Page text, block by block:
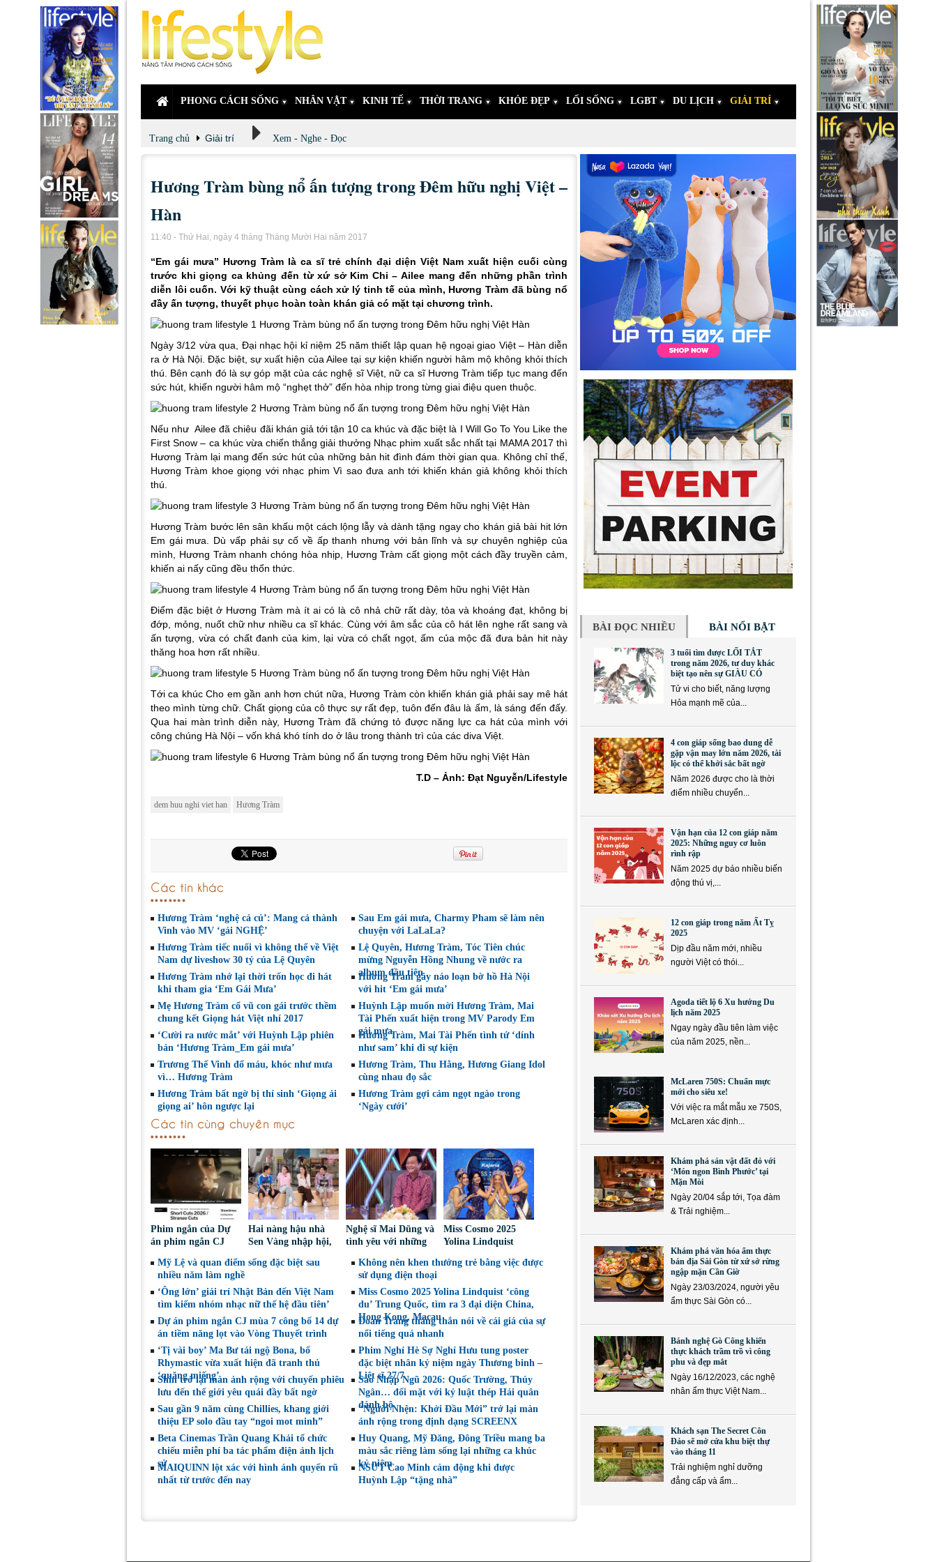
PHONG CÁCH SỐNG NHÂN VẬT KINH TẾ THỜI TRANG KHỎE ĐẸP LỐI SỐNG LGBT DU LỊCH GIẢI TRÍ
Trang chủ Giải trí Xem - Nghe - Đọc
Hương Tràm bùng nổ ấn tượng trong Đêm hữu nghị Việt –
Hàn
11:40 - Thứ Hai, ngày 4 tháng Tháng Mười Hai năm 2017
“Em gái mưa” Hương Tràm là ca sĩ trẻ chính đại diện Việt Nam xuất hiện cuối cùng
trước khi giọng ca khủng đến từ xứ sở Kim Chi – Ailee mang đến những phần trình
diễn lôi cuốn. Với kỹ thuật cùng cách xử lý tinh tế của mình, Hương Tràm đã bùng nổ
đầy ấn tượng, thuyết phục hoàn toàn khán giả có mặt tại chương trình.
Ngày 3/12 vừa qua, Đại nhạc hội kỉ niệm 25 năm thiết lập quan hệ ngoại giao Việt – Hàn diễn
ra ở Hà Nội. Đặc biệt, sự xuất hiện của Ailee tại sự kiện khiến người hâm mộ không khỏi thích
thú. Bên cạnh đó là sự góp mặt của các nghệ sĩ Việt, nữ ca sĩ Hương Tràm tiếp tục mang đến
sức hút, khiến người hâm mộ “nghẹt thở” đến hòa nhịp trong từng giai điệu quen thuộc.
Nếu như Ailee đã chiêu đãi khán giả tới tận 10 ca khúc và đặc biệt là I Will Go To You Like the
First Snow – ca khúc vừa chiến thắng giải thưởng Nhạc phim xuất sắc nhất tại MAMA 2017 thì
Hương Tràm lại mang đến sức hút của những bản hit đình đám thời gian qua. Không chỉ thế,
Hương Tràm khoe giọng với nhạc phim Vì sao đưa anh tới khiến khán giả không khỏi thích
thú.
Hương Tràm bước lên sân khấu một cách lộng lẫy và dành tặng ngay cho khán giả bài hit lớn
Em gái mưa. Dù vấp phải sự cố về ấp thanh nhưng với bản lĩnh và sự chuyên nghiệp của
mình, Hương Tràm nhanh chóng hòa nhịp, Hương Tràm cất giọng một cách đầy truyền cảm,
khiến ai nấy cũng đều thổn thức.
Điểm đặc biệt ở Hương Tràm mà ít ai có là cô nhả chữ rất dày, tỏa và khoáng đạt, không bị
đớp, mỏng, nuốt chữ như nhiều ca sĩ khác. Cùng với âm sắc của cô hát lên nghe rất sang và
ấn tượng, vừa có chất đanh của kim, lại vừa có chất ngọt, ấm của mộc đã đưa bản hit này
thăng hoa hơn rất nhiều.
Tới ca khúc Cho em gần anh hơn chút nữa, Hương Tràm còn khiến khán giả phải say mê hát
theo mình từng chữ. Chất giọng của cô thực sự rất đẹp, tuôn đến đâu là ấm, là sáng đến đấy.
Qua hai màn trình diễn này, Hương Tràm đã chứng tỏ được năng lực ca hát của mình với
công chúng Hà Nội – vốn khá khó tính do ở lâu trong thành trì của các diva Việt.
T.D – Ảnh: Đạt Nguyễn/Lifestyle
dem huu nghi viet han Hương Tràm
Các tin khác
Hương Tràm ‘nghệ cả củ’: Mang cả thành
Vinh vào MV ‘gái NGHỆ’
Sau Em gái mưa, Charmy Pham sẽ làm nên
chuyện với LaLaLa?
Hương Tràm tiếc nuối vì không thể về Việt
Nam dự liveshow 30 tỷ của Lệ Quyên
Lệ Quyên, Hương Tràm, Tóc Tiên chúc
mừng Nguyễn Hồng Nhung về nước ra
album đầu tiên
Hương Tràm nhớ lại thời trốn học đi hát
khi tham gia ‘Em Gái Mưa’
Hương Tràm gây náo loạn bờ hồ Hà Nội
với hit ‘Em gái mưa’
Mẹ Hương Tràm cổ vũ con gái trước thềm
chung kết Giọng hát Việt nhí 2017
Huỳnh Lập muốn mời Hương Tràm, Mai
Tài Phến xuất hiện trong MV Parody Em
gái mưa
‘Cười ra nước mắt’ với Huỳnh Lập phiên
bản ‘Hương Tràm_Em gái mưa’
Hương Tràm, Mai Tài Phến tình tứ ‘dính
như sam’ khi đi sự kiện
Trương Thế Vinh đổ máu, khóc như mưa
vì… Hương Tràm
Hương Tràm, Thu Hằng, Hương Giang Idol
cùng nhau đọ sắc
Hương Tràm bất ngờ bị thí sinh ‘Giọng ải
giọng ai’ hôn ngược lại
Hương Tràm gợi cảm ngọt ngào trong
‘Ngày cưới’
Các tin cùng chuyên mục
Phim ngắn của Dự
án phim ngắn CJ
tại LHP quốc tế
Toronto 2026
Hai nàng hậu nhà
Sen Vàng nhập hội,
chinh phục khán giả
Nghệ sĩ Mai Dũng và
tình yêu với những
Miss Cosmo 2025
Yolina Lindquist
đại diện mới tranh
Mỹ Lệ và quan điểm sống đặc biệt sau
nhiều năm làm nghề
Không nên khen thưởng trẻ bằng việc được
sử dụng điện thoại
‘Ông lớn’ giải trí Nhật Bản đến Việt Nam
tìm kiếm nhóm nhạc nữ thế hệ đầu tiên’
Miss Cosmo 2025 Yolina Lindquist ‘công
du’ Trung Quốc, tìm ra 3 đại diện China,
Hong Kong, Macau
Dự án phim ngắn CJ mùa 7 công bố 14 dự
án tiềm năng lọt vào Vòng Thuyết trình
Đoan Trang thẳng thắn nói về cái giá của sự
nổi tiếng quá nhanh
‘Tị vài boy’ Ma Bư tái ngộ Bona, bố
Rhymastic vừa xuất hiện đã tranh thủ
‘quăng miếng’
Phim Nghỉ Hè Sợ Nghỉ Hưu tung poster
đặc biệt nhân kỷ niệm ngày Thương binh –
Liệt sĩ 27/7
Shin trở lại màn ảnh rộng với chuyến phiêu
lưu đến thế giới yêu quái đầy bất ngờ
Sao Nhập Ngũ 2026: Quốc Trường, Thúy
Ngân… đối mặt với kỷ luật thép Hải quân
đánh bộ
Sau gần 9 năm cùng Chillies, khang giới
thiệu EP solo đầu tay “ngoi mot minh”
“Người Nhện: Khởi Đầu Mới” trở lại màn
ảnh rộng trong định dạng SCREENX
Beta Cinemas Trần Quang Khải tổ chức
chiếu miễn phí ba tác phẩm điện ảnh lịch
sử
Huy Quang, Mỹ Đăng, Đông Triều mang ba
màu sắc riêng làm sống lại những ca khúc
kỷ niệm
MAIQUINN lột xác với hình ảnh quyến rũ
nhất từ trước đến nay
NSƯT Cao Minh cảm động khi được
Huỳnh Lập “tặng nhà”
BÀI ĐỌC NHIỀU BÀI NỔI BẬT
3 tuổi tìm được LỐI TẮT
trong năm 2026, tư duy khác
biệt tạo nên sự GIÀU CÓ
Tử vi cho biết, năng lượng
Hỏa mạnh mẽ của...
4 con giáp sống bao dung dễ
gặp vận may lớn năm 2026, tài
lộc có thể khởi sắc bất ngờ
Năm 2026 được cho là thời
điểm nhiều chuyển...
Vận hạn của 12 con giáp năm
2025: Những nguy cơ luôn
rình rập
Năm 2025 dự báo nhiều biến
động thú vị,...
12 con giáp trong năm Ất Tỵ
2025
Dịp đầu năm mới, nhiều
người Việt có thói...
Agoda tiết lộ 6 Xu hướng Du
lịch năm 2025
Ngay ngày đầu tiên làm việc
của năm 2025, nền...
McLaren 750S: Chuẩn mực
mới cho siêu xe!
Với việc ra mắt mẫu xe 750S,
McLaren xác định...
Khám phá sản vật đất đỏ với
‘Món ngon Bình Phước’ tại
Mặn Mòi
Ngày 20/04 sắp tới, Tọa đàm
& Trải nghiệm...
Khám phá văn hóa ẩm thực
bản địa Sài Gòn từ xứ sở rừng
ngập mặn Cần Giờ
Ngày 23/03/2024, người yêu
ẩm thực Sài Gòn có...
Bánh nghệ Gò Công khiến
thực khách trầm trồ vì công
phu và đẹp mắt
Ngày 16/12/2023, các nghệ
nhân ẩm thực Việt Nam...
Khách sạn The Secret Côn
Đảo sẽ mở cửa khu biệt thự
vào tháng 11
Trải nghiệm nghỉ dưỡng
đẳng cấp và ẩm...